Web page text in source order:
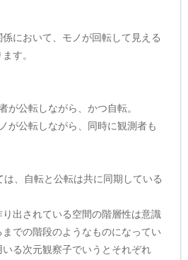
において、モノが回転して見える
す。
が公転しながら、かつ自転。
が公転しながら、同時に観測者も
、自転と公転は共に同期している
出されている空間の階層性は意識
での階段のようなものになってい
る次元観察子でいうとそれぞれ